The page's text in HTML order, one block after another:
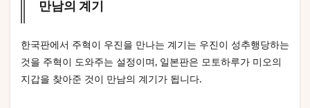
만남의 계기
한국판에서 주혁이 우진을 만나는 계기는 우진이 성추행당하는
것을 주혁이 도와주는 설정이며, 일본판은 모토하루가 미오의
지갑을 찾아준 것이 만남의 계기가 됩니다.